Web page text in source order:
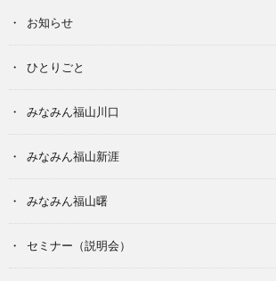
お知らせ
ひとりごと
みなみん福山川口
みなみん福山新涯
みなみん福山曙
セミナー（説明会）